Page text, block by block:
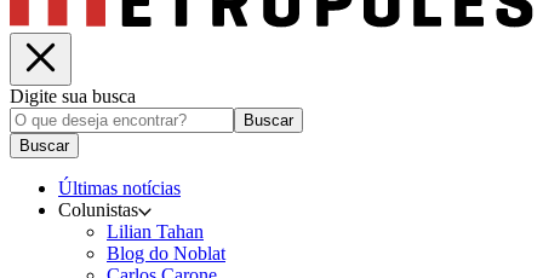
Digite sua busca
Buscar
Buscar
Últimas notícias
Colunistas
Lilian Tahan
Blog do Noblat